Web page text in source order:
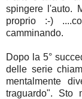
spingere l'auto.
proprio :-)
camminando.
Dopo la 5°
delle serie
mentalmente
traguardo". Sto